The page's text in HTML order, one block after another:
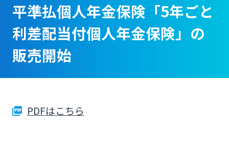
個人向けインターネットバンキング
平準払個人年金保険「5年ごと
利差配当付個人年金保険」の
販売開始
PDFはこちら